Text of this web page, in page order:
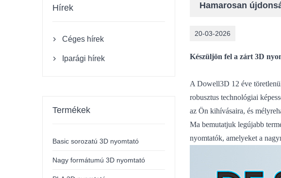
Hamarosan
20-03-2026
Készüljön fel a zárt 3D
A Dowell3D 12 éve
robusztus technológiai
az Ön kihívásaira, és
Ma bemutatjuk legújabb
nyomtatók, amelyeket a
Hírek
 Céges hírek
 Iparági hírek
Termékek
Basic sorozatú 3D nyomtató
Nagy formátumú 3D nyomtató